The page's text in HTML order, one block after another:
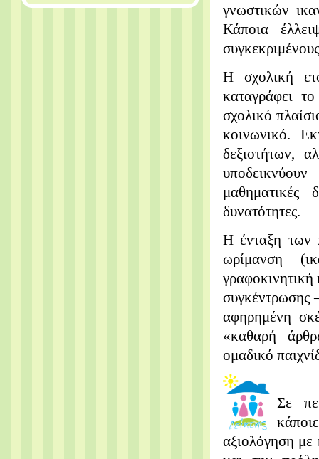
γνωστικών
Κάποια
Η σχολική
καταγράφει
σχολικό
κοινωνικό.
δεξιοτήτων,
μαθηματικές
δυνατότητες.
Η ένταξη των
ωρίμανση
γραφοκινητική
συγκέντρωσης
αφηρημένη
«καθαρή
ομαδικό
Σε
αξιολόγηση με